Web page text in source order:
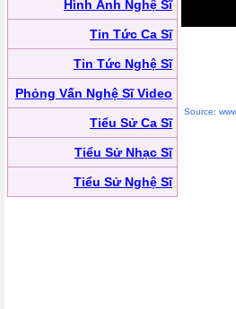
Hình Ảnh Nghệ Sĩ
Tin Tức Ca Sĩ
Tin Tức Nghệ Sĩ
Phỏng Vấn Nghệ Sĩ Video
Tiểu Sử Ca Sĩ
Tiểu Sử Nhạc Sĩ
Tiểu Sử Nghệ Sĩ
Source: